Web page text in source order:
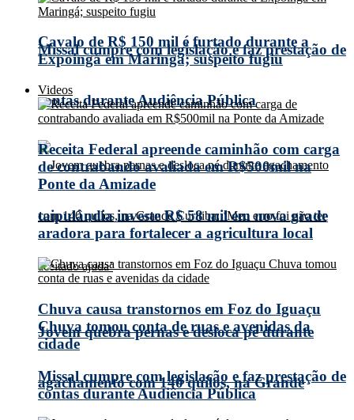
Missal cumpre com legislação e faz prestação de
contas durante Audiência Pública
Jovem quebra pernas e desloca pé durante
agachamento com 140 quilos, na Grande
Cavalo de R$ 150 mil é furtado durante a
Expoingá em Maringá; suspeito fugiu
Videos
Receita Federal apreende caminhão com carga
de contrabando avaliada em R$500mil na
Ponte da Amizade
taipulândia investe R$ 58 mil em nova grade
aradora para fortalecer a agricultura local
Chuva causa transtornos em Foz do Iguaçu
Chuva tomou conta de ruas e avenidas da
cidade
Missal cumpre com legislação e faz prestação de
contas durante Audiência Pública